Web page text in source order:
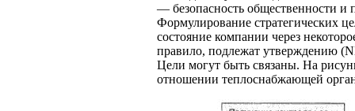
— безопасность общественности и
Формулирование стратегических
состояние компании через
правило, подлежат утверждению
Цели могут быть связаны. На
отношении теплоснабжающей